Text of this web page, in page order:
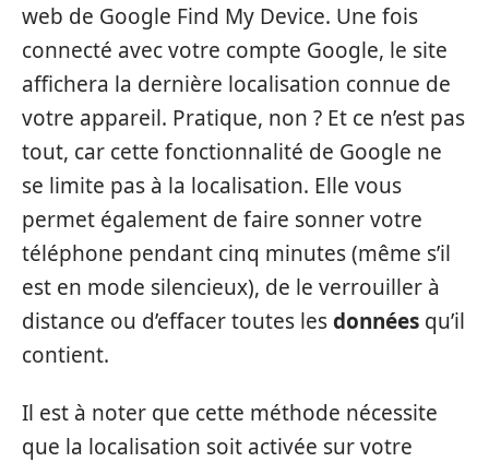
web de Google Find My Device. Une fois
connecté avec votre compte Google, le site
affichera la dernière localisation connue de
votre appareil. Pratique, non ? Et ce n’est pas
tout, car cette fonctionnalité de Google ne
se limite pas à la localisation. Elle vous
permet également de faire sonner votre
téléphone pendant cinq minutes (même s’il
est en mode silencieux), de le verrouiller à
distance ou d’effacer toutes lesdonnées qu’il
contient.
Il est à noter que cette méthode nécessite
que la localisation soit activée sur votre